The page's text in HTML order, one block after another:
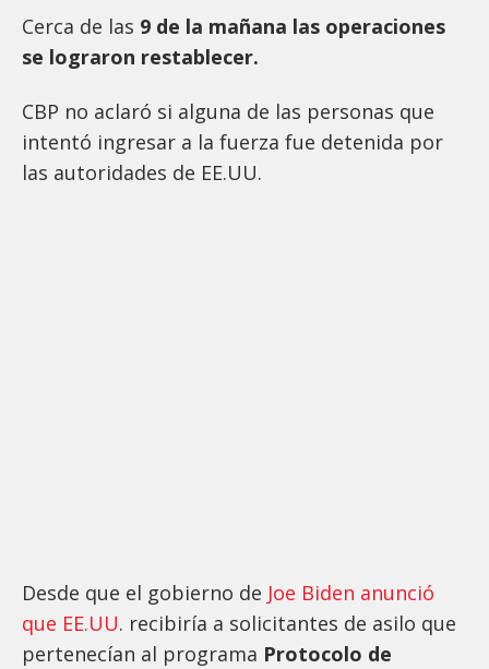
Cerca de las 9 de la mañana las operaciones
se lograron restablecer.
CBP no aclaró si alguna de las personas que
intentó ingresar a la fuerza fue detenida por
las autoridades de EE.UU.
Desde que el gobierno de Joe Biden anunció
que EE.UU. recibiría a solicitantes de asilo que
pertenecían al programa Protocolo de